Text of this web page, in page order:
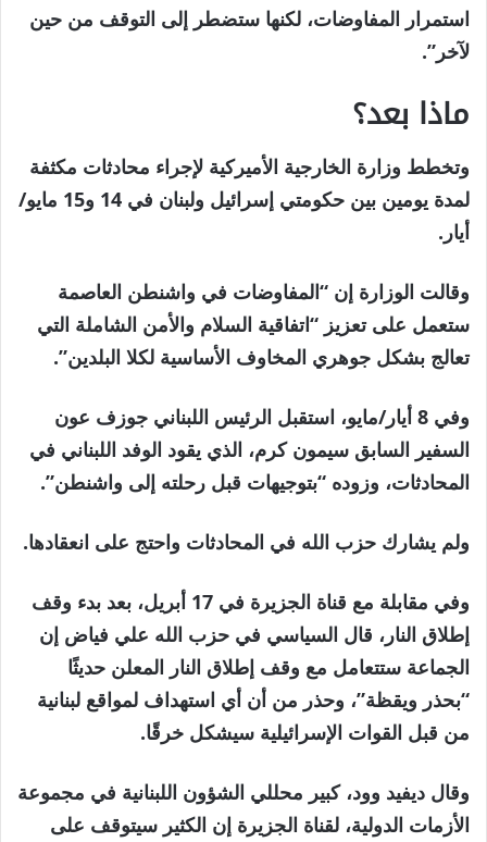
استمرار المفاوضات، لكنها ستضطر إلى التوقف من حين
لآخر”.
ماذا بعد؟
وتخطط وزارة الخارجية الأميركية لإجراء محادثات مكثفة
لمدة يومين بين حكومتي إسرائيل ولبنان في 14 و15 مايو/
أيار.
وقالت الوزارة إن “المفاوضات في واشنطن العاصمة
ستعمل على تعزيز “اتفاقية السلام والأمن الشاملة التي
تعالج بشكل جوهري المخاوف الأساسية لكلا البلدين”.
وفي 8 أيار/مايو، استقبل الرئيس اللبناني جوزف عون
السفير السابق سيمون كرم، الذي يقود الوفد اللبناني في
المحادثات، وزوده “بتوجيهات قبل رحلته إلى واشنطن”.
ولم يشارك حزب الله في المحادثات واحتج على انعقادها.
وفي مقابلة مع قناة الجزيرة في 17 أبريل، بعد بدء وقف
إطلاق النار، قال السياسي في حزب الله علي فياض إن
الجماعة ستتعامل مع وقف إطلاق النار المعلن حديثًا
“بحذر ويقظة”، وحذر من أن أي استهداف لمواقع لبنانية
من قبل القوات الإسرائيلية سيشكل خرقًا.
وقال ديفيد وود، كبير محللي الشؤون اللبنانية في مجموعة
الأزمات الدولية، لقناة الجزيرة إن الكثير سيتوقف على